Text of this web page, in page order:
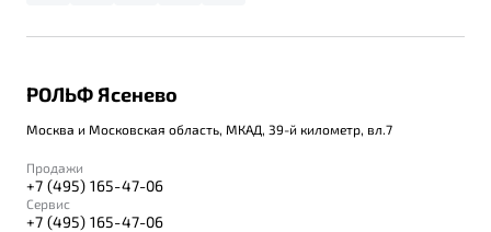
РОЛЬФ Ясенево
Москва и Московская область, МКАД, 39-й километр, вл.7
Продажи
+7 (495) 165-47-06
Сервис
+7 (495) 165-47-06